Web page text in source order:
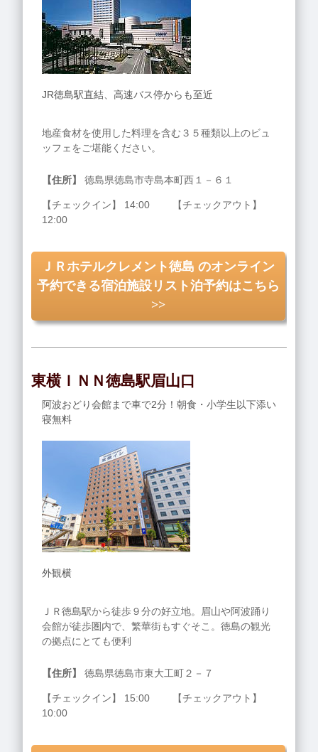
JR徳島駅直結、高速バス停からも至近
地産食材を使用した料理を含む３５種類以上のビュ
ッフェをご堪能ください。
【住所】 徳島県徳島市寺島本町西１－６１
【チェックイン】 14:00 【チェックアウト】
12:00
ＪＲホテルクレメント徳島 のオンライン
予約できる宿泊施設リスト泊予約はこちら
>>
東横ＩＮＮ徳島駅眉山口
阿波おどり会館まで車で2分！朝食・小学生以下添い
寝無料
外観横
ＪＲ徳島駅から徒歩９分の好立地。眉山や阿波踊り
会館が徒歩圏内で、繁華街もすぐそこ。徳島の観光
の拠点にとても便利
【住所】 徳島県徳島市東大工町２－７
【チェックイン】 15:00 【チェックアウト】
10:00